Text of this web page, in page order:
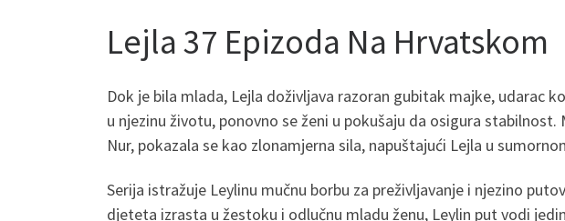
Lejla 37 Epizoda Na Hrvatskom
Dok je bila mlada, Lejla doživljava razoran gubitak majke, udarac
u njezinu životu, ponovno se ženi u pokušaju da osigura
Nur, pokazala se kao zlonamjerna sila, napuštajući Lejla u
Serija istražuje Leylinu mučnu borbu za preživljavanje i njezino
djeteta izrasta u žestoku i odlučnu mladu ženu, Leylin put vodi